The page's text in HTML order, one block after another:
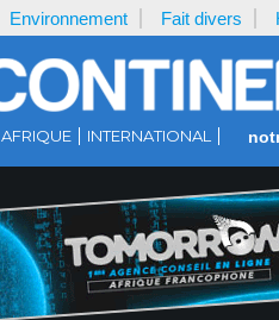
Environnement Fait divers
AFRIQUE INTERNATIONAL